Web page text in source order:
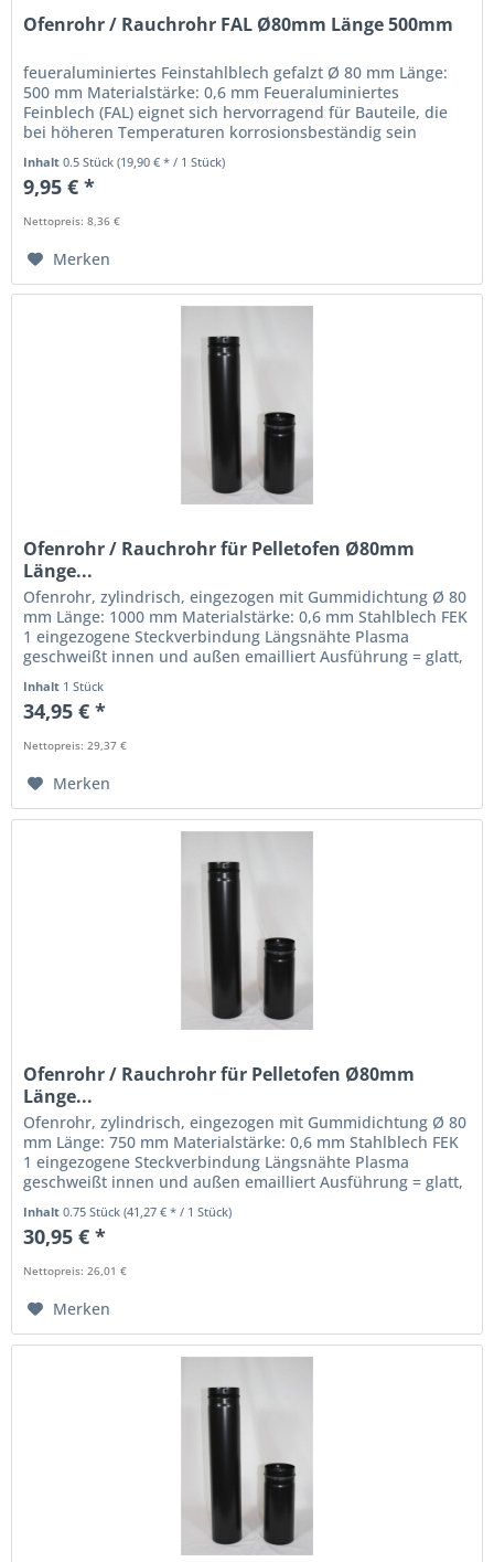
Ofenrohr / Rauchrohr FAL Ø80mm Länge 500mm
feueraluminiertes Feinstahlblech gefalzt Ø 80 mm Länge:
500 mm Materialstärke: 0,6 mm Feueraluminiertes
Feinblech (FAL) eignet sich hervorragend für Bauteile, die
bei höheren Temperaturen korrosionsbeständig sein
Inhalt0.5 Stück(19,90 € * / 1 Stück)
9,95 € *
Nettopreis: 8,36 €
Merken
Ofenrohr / Rauchrohr für Pelletofen Ø80mm
Länge...
Ofenrohr, zylindrisch, eingezogen mit Gummidichtung Ø 80
mm Länge: 1000 mm Materialstärke: 0,6 mm Stahlblech FEK
1 eingezogene Steckverbindung Längsnähte Plasma
geschweißt innen und außen emailliert Ausführung = glatt,
Inhalt 1 Stück
34,95 € *
Nettopreis: 29,37 €
Merken
Ofenrohr / Rauchrohr für Pelletofen Ø80mm
Länge...
Ofenrohr, zylindrisch, eingezogen mit Gummidichtung Ø 80
mm Länge: 750 mm Materialstärke: 0,6 mm Stahlblech FEK
1 eingezogene Steckverbindung Längsnähte Plasma
geschweißt innen und außen emailliert Ausführung = glatt,
Inhalt0.75 Stück(41,27 € * / 1 Stück)
30,95 € *
Nettopreis: 26,01 €
Merken